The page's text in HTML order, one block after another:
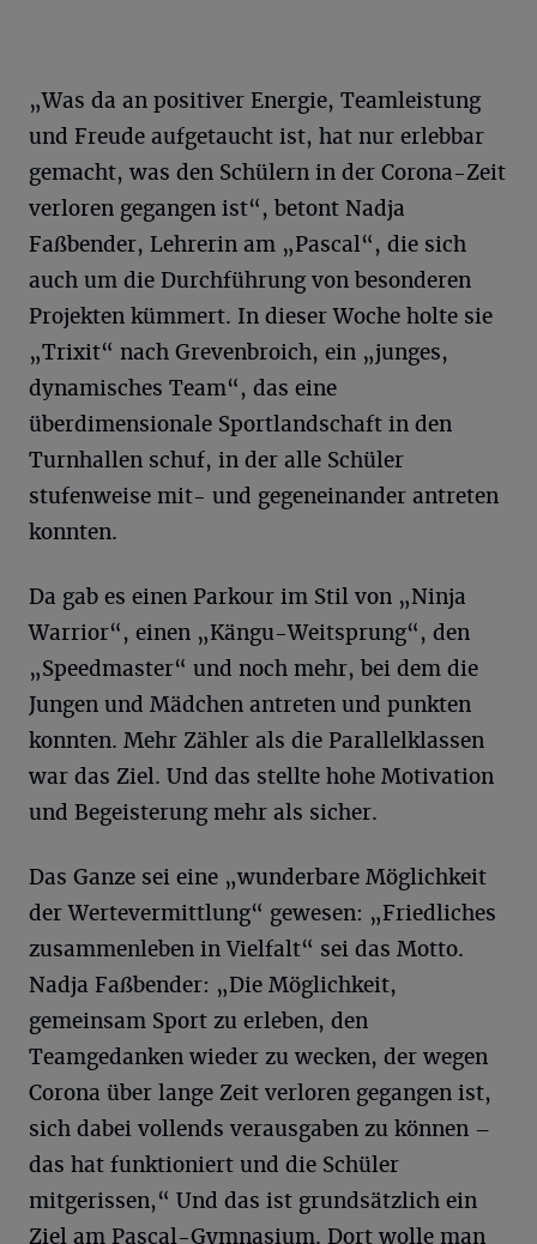
„Was da an positiver Energie, Teamleistung
und Freude aufgetaucht ist, hat nur erlebbar
gemacht, was den Schülern in der Corona-Zeit
verloren gegangen ist“, betont Nadja
Faßbender, Lehrerin am „Pascal“, die sich
auch um die Durchführung von besonderen
Projekten kümmert. In dieser Woche holte sie
„Trixit“ nach Grevenbroich, ein „junges,
dynamisches Team“, das eine
überdimensionale Sportlandschaft in den
Turnhallen schuf, in der alle Schüler
stufenweise mit- und gegeneinander antreten
konnten.
Da gab es einen Parkour im Stil von „Ninja
Warrior“, einen „Kängu-Weitsprung“, den
„Speedmaster“ und noch mehr, bei dem die
Jungen und Mädchen antreten und punkten
konnten. Mehr Zähler als die Parallelklassen
war das Ziel. Und das stellte hohe Motivation
und Begeisterung mehr als sicher.
Das Ganze sei eine „wunderbare Möglichkeit
der Wertevermittlung“ gewesen: „Friedliches
zusammenleben in Vielfalt“ sei das Motto.
Nadja Faßbender: „Die Möglichkeit,
gemeinsam Sport zu erleben, den
Teamgedanken wieder zu wecken, der wegen
Corona über lange Zeit verloren gegangen ist,
sich dabei vollends verausgaben zu können –
das hat funktioniert und die Schüler
mitgerissen,“ Und das ist grundsätzlich ein
Ziel am Pascal-Gymnasium. Dort wolle man